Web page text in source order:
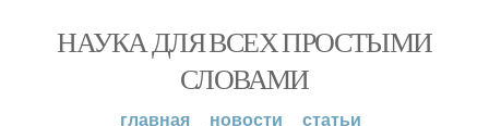
НАУКА ДЛЯ ВСЕХ ПРОСТЫМИ
СЛОВАМИ
главная новости статьи